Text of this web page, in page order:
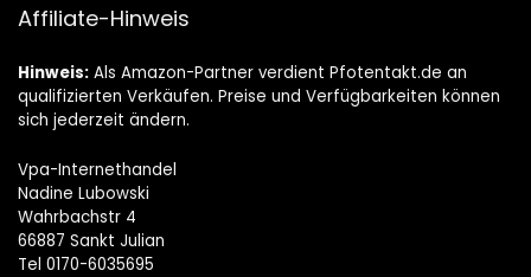
Affiliate-Hinweis
Hinweis: Als Amazon-Partner verdient Pfotentakt.de an
qualifizierten Verkäufen. Preise und Verfügbarkeiten können
sich jederzeit ändern.
Vpa-Internethandel
Nadine Lubowski
Wahrbachstr 4
66887 Sankt Julian
Tel 0170-6035695